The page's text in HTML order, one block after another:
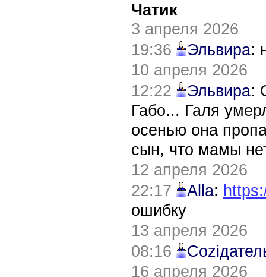
Чатик
3 апреля 2026
19:36
Эльвира:
10 апреля 2026
12:22
Эльвира:
Габо... Галя
осенью она
сын, что мамы
12 апреля 2026
22:17
Alla:
ошибку
13 апреля 2026
08:16
16 апреля 2026